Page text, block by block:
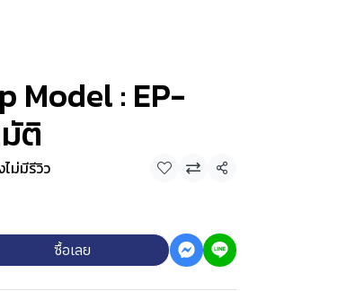
Model : EP-
ติ
ไม่มีรีวิว แชร์
ซื้อเลย